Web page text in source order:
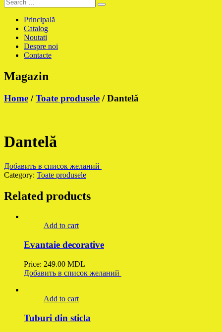
Principală
Catalog
Noutati
Despre noi
Contacte
Magazin
Home /Toate produsele / Dantelă
Dantelă
Добавить в список желаний
Category: Toate produsele
Related products
Add to cart
Evantaie decorative
Price: 249.00 MDL
Добавить в список желаний
Add to cart
Tuburi din sticla